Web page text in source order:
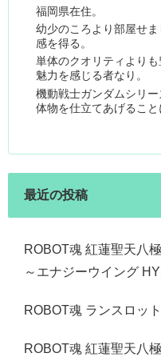
福岡県在住。
幼少のころより部屋せ
感を得る。
単体のクオリティより
魅力を感じる者なり。
機動戦士ガンダムシリ
体物を仕立てあげること
最近の投稿
ROBOT魂 紅蓮聖天八
～エナジーウイング
ROBOT魂 ランスロッ
ROBOT魂 紅蓮聖天八